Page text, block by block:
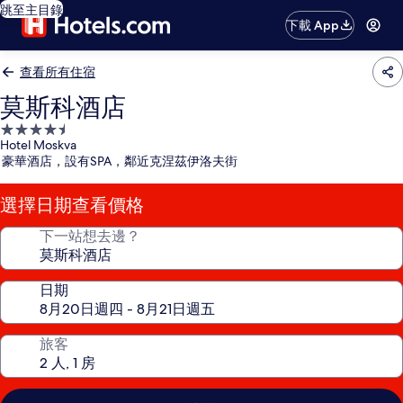
跳至主目錄
下載 App
查看所有住宿
莫斯科酒店
4.5
星
級
住
宿
Hotel Moskva
豪華酒店，設有SPA，鄰近克涅茲伊洛夫街
選擇日期查看價格
下一站想去邊？
日期
旅客